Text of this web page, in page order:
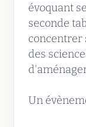
évoquant
seconde
concentrer
des
Un